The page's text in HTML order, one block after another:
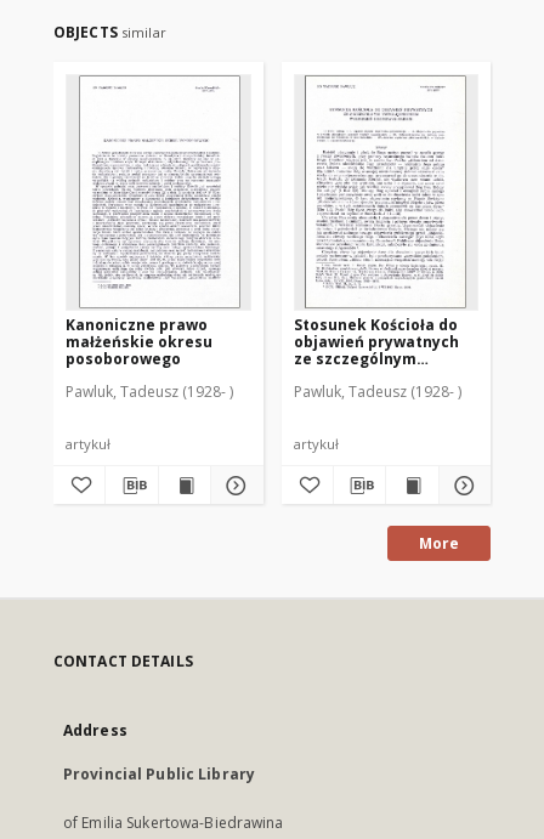
OBJECTS similar
Kanoniczne prawo
małżeńskie okresu
posoborowego
Pawluk, Tadeusz (1928- )
artykuł
Stosunek Kościoła do
objawień prywatnych
ze szczególnym
wydarzeń
Pawluk, Tadeusz (1928- )
artykuł
More
CONTACT DETAILS
Address
Provincial Public Library
of Emilia Sukertowa-Biedrawina